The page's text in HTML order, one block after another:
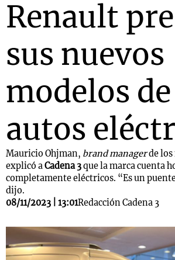
Renault
sus nuevos
modelos de
autos
Mauricio Ohjman, brand managerde los
explicó aCadena 3que la marca cuenta
completamente eléctricos. “Es un
dijo.
08/11/2023 | 13:01Redacción Cadena 3